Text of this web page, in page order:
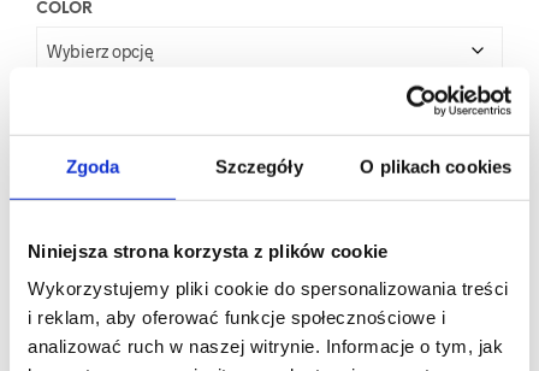
Zgoda Szczegóły O plikach cookies
Niniejsza strona korzysta z plików cookie
Wykorzystujemy pliki cookie do spersonalizowania treści
i reklam, aby oferować funkcje społecznościowe i
analizować ruch w naszej witrynie. Informacje o tym, jak
COLOR